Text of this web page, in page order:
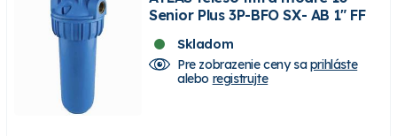
Senior Plus 3P-BFO SX- AB 1" FF
Skladom
Pre zobrazenie ceny saprihláste
alebo registrujte